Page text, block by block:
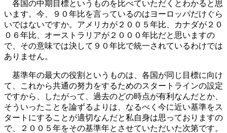
各国の中期目標というものを比べていただくとわかると思
います。今、９０年比を言っているのはヨーロッパだけぐら
いではないですか。アメリカが２００５年比、カナダが２０
０６年比、オーストラリアが２０００年比だと思いますの
で、その意味では決して９０年比で統一されているわけでは
ありません。
基準年の最大の役割というものは、各国が同じ目標に向け
て、これから共通の努力をするためのスタートラインの設定
ですから、したがって、過去のどの時点が有利なんだとか、
そういったことを論ずるよりは、なるべく今に近い基準をス
タートにすることが適切なんだと私自身は思っておりますの
で、２００５年をその基準年とさせていただいた次第です。